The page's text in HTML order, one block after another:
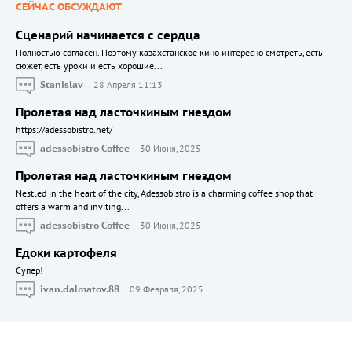
СЕЙЧАС ОБСУЖДАЮТ
Сценарий начинается с сердца
Полностью согласен. Поэтому казахстанское кино интересно смотреть, есть
сюжет, есть уроки и есть хорошие...
Stanislav
28 Апреля 11:13
Пролетая над ласточкиным гнездом
https://adessobistro.net/
adessobistro Coffee
30 Июня, 2025
Пролетая над ласточкиным гнездом
Nestled in the heart of the city, Adessobistro is a charming coffee shop that
offers a warm and inviting...
adessobistro Coffee
30 Июня, 2025
Едоки картофеля
Cупер!
ivan.dalmatov.88
09 Февраля, 2025